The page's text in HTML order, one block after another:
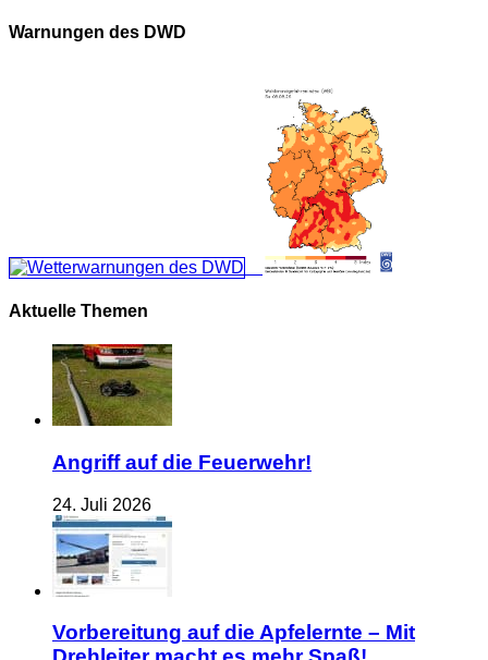
Warnungen des DWD
Aktuelle Themen
Angriff auf die Feuerwehr!
24. Juli 2026
Vorbereitung auf die Apfelernte – Mit